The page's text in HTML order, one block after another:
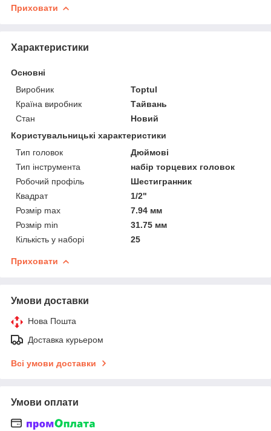
Приховати
Характеристики
Основні
Виробник
Toptul
Країна виробник
Тайвань
Стан
Новий
Користувальницькі характеристики
Тип головок
Дюймові
Тип інструмента
набір торцевих головок
Робочий профіль
Шестигранник
Квадрат
1/2"
Розмір max
7.94 мм
Розмір min
31.75 мм
Кількість у наборі
25
Приховати
Умови доставки
Нова Пошта
Доставка курьером
Всі умови доставки
Умови оплати